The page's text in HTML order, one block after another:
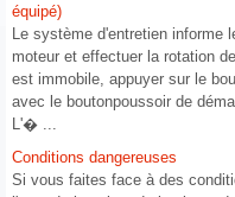
équipé)
Le système d'entretien informe
moteur et effectuer la rotation
est immobile, appuyer sur le
avec le boutonpoussoir de
L'� ...
Conditions dangereuses
Si vous faites face à des